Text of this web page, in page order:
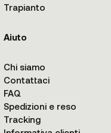
Trapianto
Aiuto
Chi siamo
Contattaci
FAQ
Spedizioni e reso
Tracking